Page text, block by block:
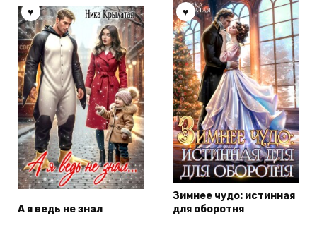
А я ведь не знал
Зимнее чудо: истинная
для оборотня